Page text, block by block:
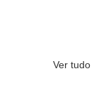
Ver tudo